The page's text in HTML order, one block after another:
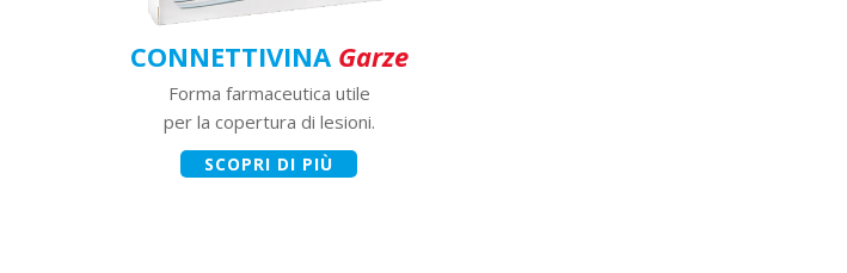
CONNETTIVINA Garze
Forma farmaceutica utile
per la copertura di lesioni.
SCOPRI DI PIÙ